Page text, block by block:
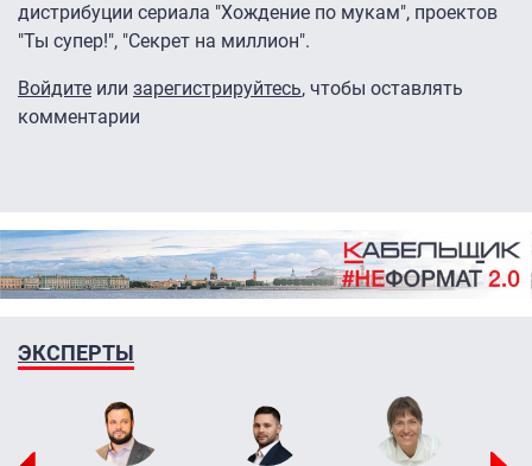
дистрибуции сериала "Хождение по мукам", проектов
"Ты супер!", "Секрет на миллион".
Войдите или зарегистрируйтесь, чтобы оставлять
комментарии
ЭКСПЕРТЫ